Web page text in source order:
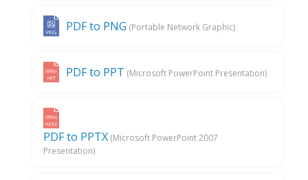
PDF to PNG (Portable Network Graphic)
PDF to PPT (Microsoft PowerPoint Presentation)
PDF to PPTX (Microsoft PowerPoint 2007
Presentation)